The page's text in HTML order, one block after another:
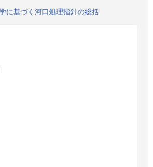
に基づく河口処理指針の総括